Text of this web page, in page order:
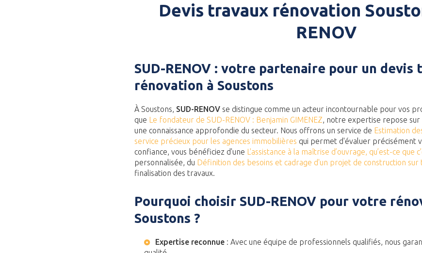
Devis travaux rénovation
RENOV
SUD-RENOV : votre partenaire pour un devis
rénovation à Soustons
À Soustons, SUD-RENOV se distingue comme un acteur incontournable pour vos
que Le fondateur de SUD-RENOV : Benjamin GIMENEZ, notre expertise repose
une connaissance approfondie du secteur. Nous offrons un service de Estimation
service précieux pour les agences immobilières qui permet d'évaluer précisément
confiance, vous bénéficiez d'une L'assistance à la maîtrise d’ouvrage, qu’est-ce que
personnalisée, du Définition des besoins et cadrage d'un projet de construction sur
finalisation des travaux.
Pourquoi choisir SUD-RENOV pour votre
Soustons ?
Expertise reconnue : Avec une équipe de professionnels qualifiés, nous